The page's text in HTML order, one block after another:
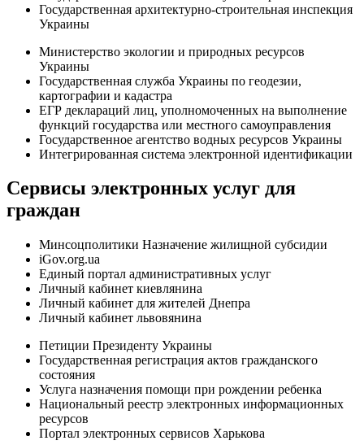
Государственная архитектурно-строительная инспекция
Украины
Министерство экологии и природных ресурсов
Украины
Государственная служба Украины по геодезии,
картографии и кадастра
ЕГР деклараций лиц, уполномоченных на выполнение
функций государства или местного самоуправления
Государственное агентство водных ресурсов Украины
Интегрированная система электронной идентификации
Сервисы электронных услуг для
граждан
Минсоцполитики Назначение жилищной субсидии
iGov.org.ua
Единый портал административных услуг
Личный кабинет киевлянина
Личный кабинет для жителей Днепра
Личный кабинет львовянина
Петиции Президенту Украины
Государственная регистрация актов гражданского
состояния
Услуга назначения помощи при рождении ребенка
Национальный реестр электронных информационных
ресурсов
Портал электронных сервисов Харькова